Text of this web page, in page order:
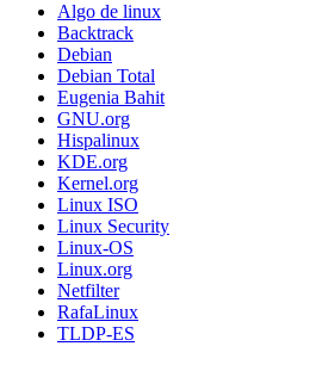
Algo de linux
Backtrack
Debian
Debian Total
Eugenia Bahit
GNU.org
Hispalinux
KDE.org
Kernel.org
Linux ISO
Linux Security
Linux-OS
Linux.org
Netfilter
RafaLinux
TLDP-ES